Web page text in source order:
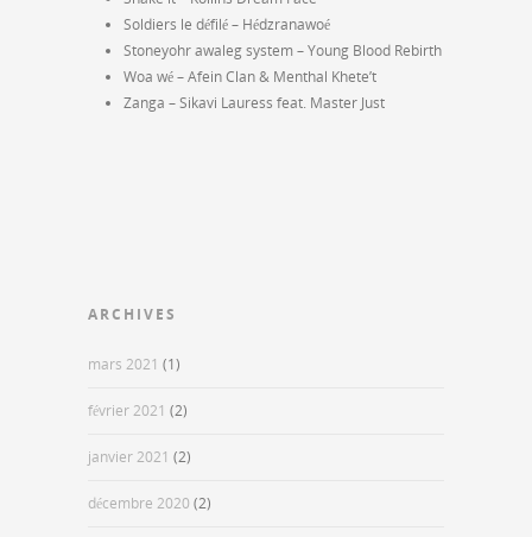
Soldiers le défilé – Hédzranawoé
Stoneyohr awaleg system – Young Blood Rebirth
Woa wé – Afein Clan & Menthal Khete’t
Zanga – Sikavi Lauress feat. Master Just
ARCHIVES
mars 2021 (1)
février 2021 (2)
janvier 2021 (2)
décembre 2020 (2)